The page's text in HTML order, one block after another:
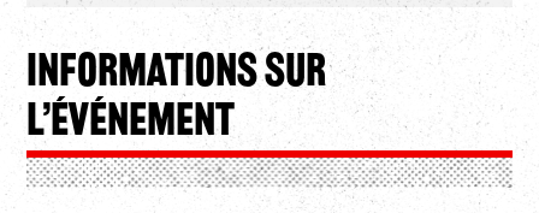
Informations sur
l’événement